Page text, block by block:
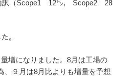
（Scope1 12㌧, Scope2 28
。
増になりました。8月は工場の
、９月は8月比よりも増量を予想